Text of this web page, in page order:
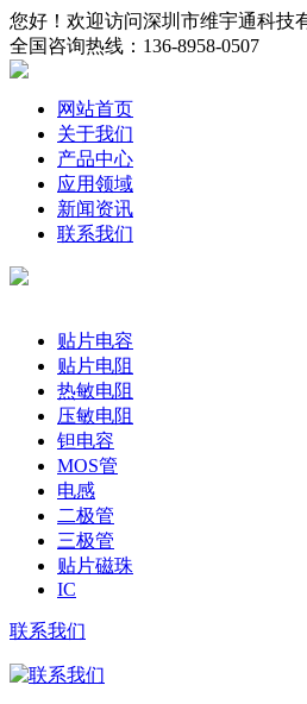
您好！欢迎访问深圳市维宇通科技
全国咨询热线： 136-8958-0507
网站首页
关于我们
产品中心
应用领域
新闻资讯
联系我们
贴片电容
贴片电阻
热敏电阻
压敏电阻
钽电容
MOS管
电感
二极管
三极管
贴片磁珠
IC
联系我们